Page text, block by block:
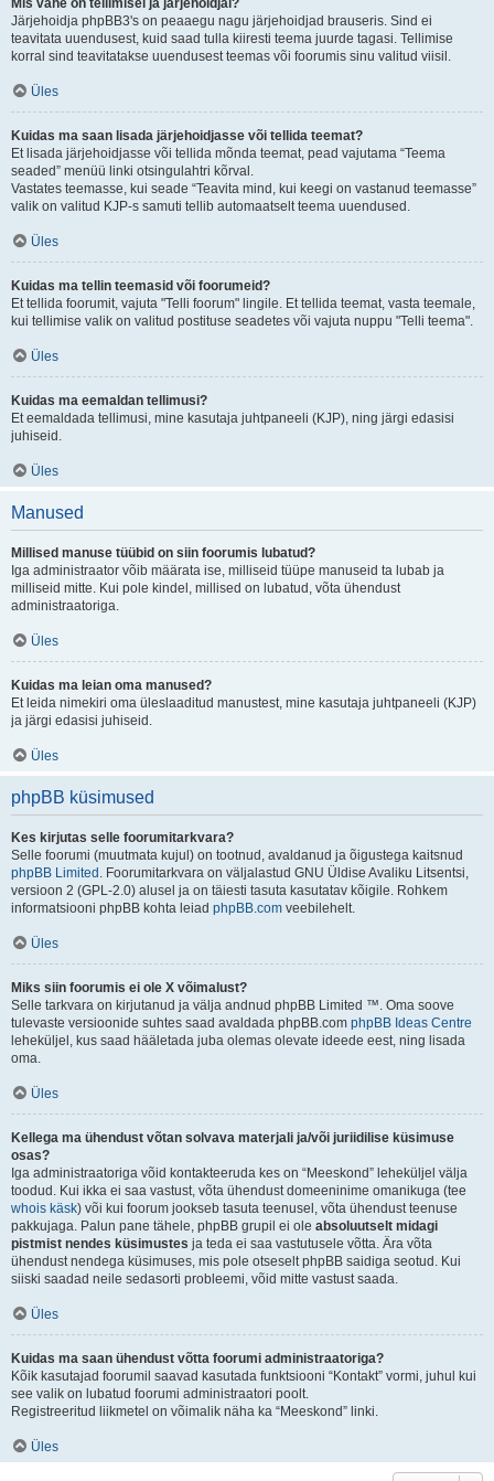
Mis vahe on tellimisel ja järjehoidjal?
Järjehoidja phpBB3's on peaaegu nagu järjehoidjad brauseris. Sind ei
teavitata uuendusest, kuid saad tulla kiiresti teema juurde tagasi. Tellimise
korral sind teavitatakse uuendusest teemas või foorumis sinu valitud viisil.
Üles
Kuidas ma saan lisada järjehoidjasse või tellida teemat?
Et lisada järjehoidjasse või tellida mõnda teemat, pead vajutama “Teema
seaded” menüü linki otsingulahtri kõrval.
Vastates teemasse, kui seade “Teavita mind, kui keegi on vastanud teemasse”
valik on valitud KJP-s samuti tellib automaatselt teema uuendused.
Üles
Kuidas ma tellin teemasid või foorumeid?
Et tellida foorumit, vajuta "Telli foorum" lingile. Et tellida teemat, vasta teemale,
kui tellimise valik on valitud postituse seadetes või vajuta nuppu "Telli teema".
Üles
Kuidas ma eemaldan tellimusi?
Et eemaldada tellimusi, mine kasutaja juhtpaneeli (KJP), ning järgi edasisi
juhiseid.
Üles
Manused
Millised manuse tüübid on siin foorumis lubatud?
Iga administraator võib määrata ise, milliseid tüüpe manuseid ta lubab ja
milliseid mitte. Kui pole kindel, millised on lubatud, võta ühendust
administraatoriga.
Üles
Kuidas ma leian oma manused?
Et leida nimekiri oma üleslaaditud manustest, mine kasutaja juhtpaneeli (KJP)
ja järgi edasisi juhiseid.
Üles
phpBB küsimused
Kes kirjutas selle foorumitarkvara?
Selle foorumi (muutmata kujul) on tootnud, avaldanud ja õigustega kaitsnud
phpBB Limited . Foorumitarkvara on väljalastud GNU Üldise Avaliku Litsentsi,
versioon 2 (GPL-2.0) alusel ja on täiesti tasuta kasutatav kõigile. Rohkem
informatsiooni phpBB kohta leiad phpBB.com veebilehelt.
Üles
Miks siin foorumis ei ole X võimalust?
Selle tarkvara on kirjutanud ja välja andnud phpBB Limited ™. Oma soove
tulevaste versioonide suhtes saad avaldada phpBB.com phpBB Ideas Centre
leheküljel, kus saad hääletada juba olemas olevate ideede eest, ning lisada
oma.
Üles
Kellega ma ühendust võtan solvava materjali ja/või juriidilise küsimuse
osas?
Iga administraatoriga võid kontakteeruda kes on “Meeskond” leheküljel välja
toodud. Kui ikka ei saa vastust, võta ühendust domeeninime omanikuga (tee
whois käsk) või kui foorum jookseb tasuta teenusel, võta ühendust teenuse
pakkujaga. Palun pane tähele, phpBB grupil ei ole absoluutselt midagi
pistmist nendes küsimustes ja teda ei saa vastutusele võtta. Ära võta
ühendust nendega küsimuses, mis pole otseselt phpBB saidiga seotud. Kui
siiski saadad neile sedasorti probleemi, võid mitte vastust saada.
Üles
Kuidas ma saan ühendust võtta foorumi administraatoriga?
Kõik kasutajad foorumil saavad kasutada funktsiooni “Kontakt” vormi, juhul kui
see valik on lubatud foorumi administraatori poolt.
Registreeritud liikmetel on võimalik näha ka “Meeskond” linki.
Üles